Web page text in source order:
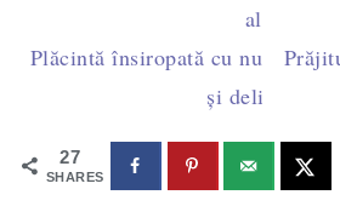
Plăcintă însiropată cu nucă -
și delicioasă
27
SHARES